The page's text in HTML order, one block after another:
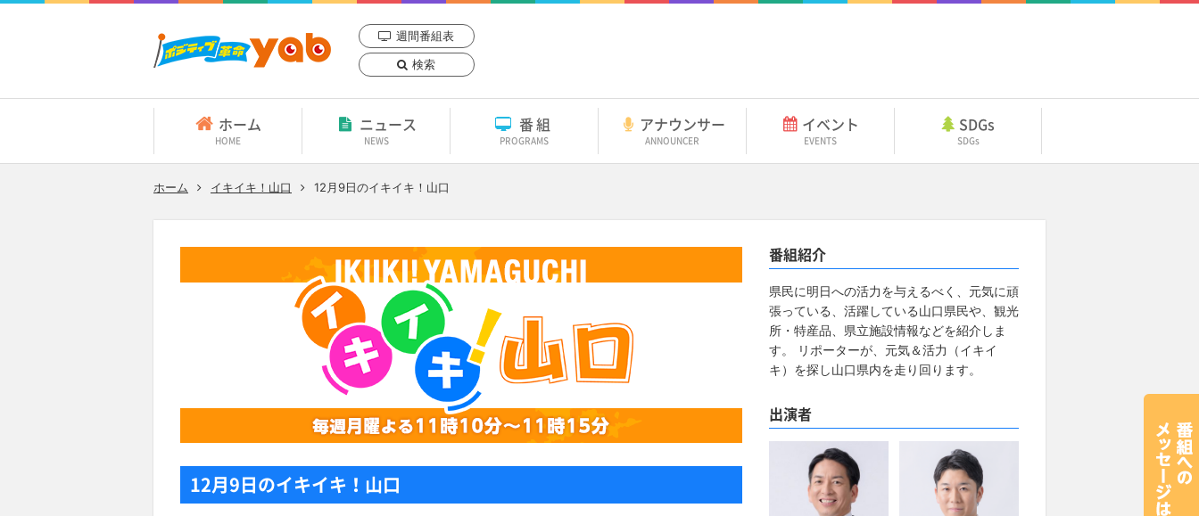
週間番組表
検索
ホーム
HOME
ニュース
NEWS
番組
PROGRAMS
アナウンサー
ANNOUNCER
イベント
EVENTS
SDGs
SDGs
ホーム イキイキ！山口 12月9日のイキイキ！山口
12月9日のイキイキ！山口
番組紹介
県民に明日への活力を与えるべく、元気に頑
張っている、活躍している山口県民や、観光
所・特産品、県立施設情報などを紹介しま
す。 リポーターが、元気＆活力（イキイ
キ）を探し山口県内を走り回ります。
出演者